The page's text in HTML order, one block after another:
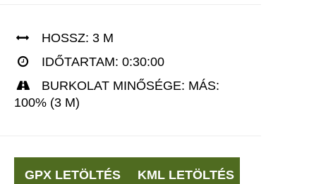
HOSSZ: 3 M
IDŐTARTAM: 0:30:00
BURKOLAT MINŐSÉGE: MÁS:
100% (3 M)
GPX LETÖLTÉS KML LETÖLTÉS